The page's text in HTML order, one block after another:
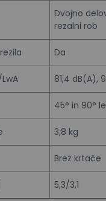
Dvojno
rezalni rob
Da
81,4 dB(A),
45° in 90°
3,8 kg
Brez krtače
5,3/3,1